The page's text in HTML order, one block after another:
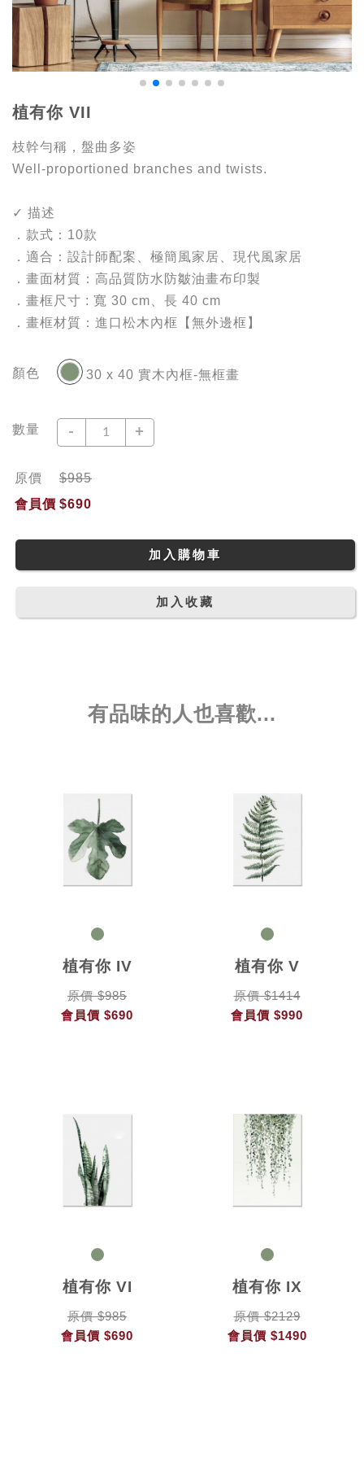
植有你 VII
枝幹勻稱，盤曲多姿
Well-proportioned branches and twists.
✓ 描述
．款式：10款
．適合：設計師配案、極簡風家居、現代風家居
．畫面材質：高品質防水防皺油畫布印製
．畫框尺寸 : 寬 30 cm、長 40 cm
．畫框材質：進口松木內框【無外邊框】
顏色 30 x 40 實木內框-無框畫
數量 - +
原價
$985
會員價 $690
加入購物車
加入收藏
有品味的人也喜歡...
植有你 IV
原價 $985
會員價 $690
植有你 V
原價 $1414
會員價 $990
植有你 VI
原價 $985
會員價 $690
植有你 IX
原價 $2129
會員價 $1490